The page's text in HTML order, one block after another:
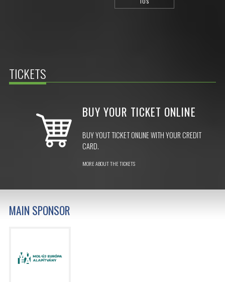
TICKETS
BUY YOUR TICKET ONLINE
BUY YOUT TICKET ONLINE WITH YOUR CREDIT
CARD.
MORE ABOUT THE TICKETS
MAIN SPONSOR